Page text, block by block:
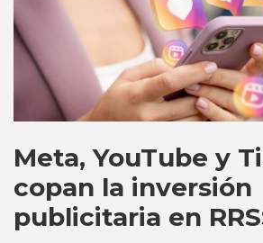
Meta, YouTube y
copan la inversión
publicitaria en